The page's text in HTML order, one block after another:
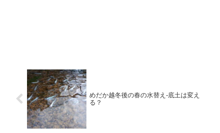
めだか越冬後の春の水替え-底土は変え
る？